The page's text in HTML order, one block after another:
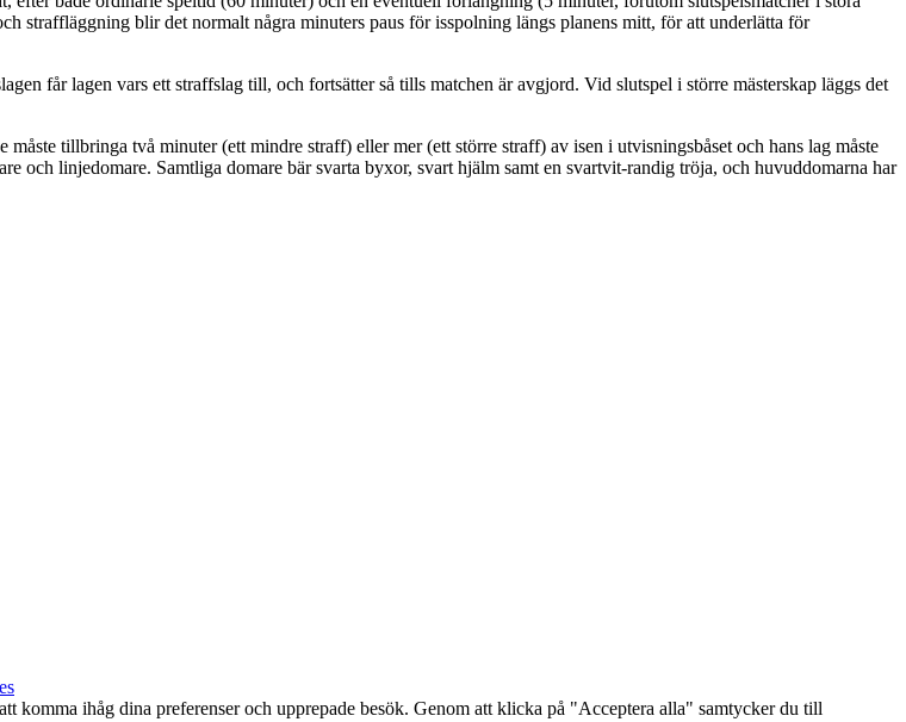
straffläggning blir det normalt några minuters paus för isspolning längs planens mitt, för att underlätta för
får lagen vars ett straffslag till, och fortsätter så tills matchen är avgjord. Vid slutspel i större mästerskap läggs det
tillbringa två minuter (ett mindre straff) eller mer (ett större straff) av isen i utvisningsbåset och hans lag måste
och linjedomare. Samtliga domare bär svarta byxor, svart hjälm samt en svartvit-randig tröja, och huvuddomarna har
komma ihåg dina preferenser och upprepade besök. Genom att klicka på "Acceptera alla" samtycker du till